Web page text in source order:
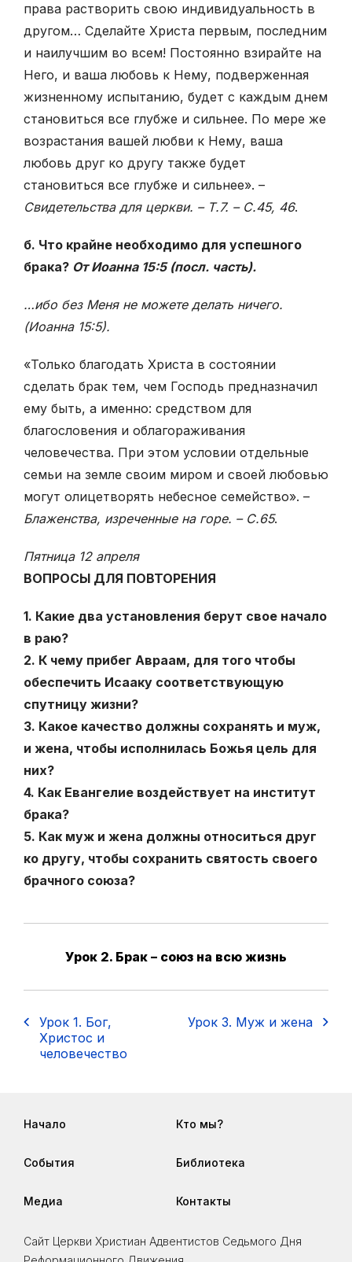
права растворить свою индивидуальность в
другом… Сделайте Христа первым, последним
и наилучшим во всем! Постоянно взирайте на
Него, и ваша любовь к Нему, подверженная
жизненному испытанию, будет с каждым днем
становиться все глубже и сильнее. По мере же
возрастания вашей любви к Нему, ваша
любовь друг ко другу также будет
становиться все глубже и сильнее». –
Свидетельства для церкви. – Т.7. – С.45, 46.
б. Что крайне необходимо для успешного
брака? От Иоанна 15:5 (посл. часть).
…ибо без Меня не можете делать ничего.
(Иоанна 15:5).
«Только благодать Христа в состоянии
сделать брак тем, чем Господь предназначил
ему быть, а именно: средством для
благословения и облагораживания
человечества. При этом условии отдельные
семьи на земле своим миром и своей любовью
могут олицетворять небесное семейство». –
Блаженства, изреченные на горе. – С.65.
Пятница 12 апреля
ВОПРОСЫ ДЛЯ ПОВТОРЕНИЯ
1. Какие два установления берут свое начало
в раю?
2. К чему прибег Авраам, для того чтобы
обеспечить Исааку соответствующую
спутницу жизни?
3. Какое качество должны сохранять и муж,
и жена, чтобы исполнилась Божья цель для
них?
4. Как Евангелие воздействует на институт
брака?
5. Как муж и жена должны относиться друг
ко другу, чтобы сохранить святость своего
брачного союза?
Урок 2. Брак – союз на всю жизнь
Урок 1. Бог,
Христос и
человечество
Урок 3. Муж и жена
Начало Кто мы?
События Библиотека
Медиа Контакты
Сайт Церкви Христиан Адвентистов Седьмого Дня